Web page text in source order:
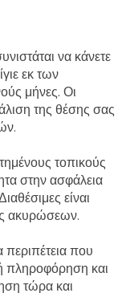
να κάνετε
εκ των
μήνες. Οι
της θέσης σας
τοπικούς
στην ασφάλεια
είναι
ακυρώσεων.
περιπέτεια που
πληροφόρηση και
τώρα και